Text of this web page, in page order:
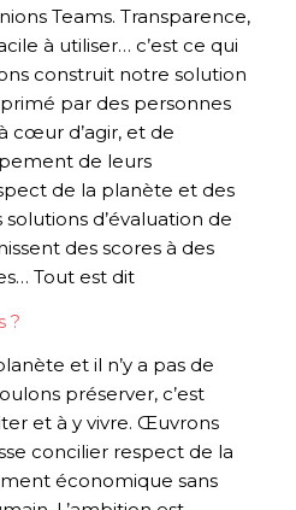
Teams. Transparence,
à utiliser… c’est ce qui
construit notre solution
par des personnes
cœur d’agir, et de
de leurs
de la planète et des
d’évaluation de
des scores à des
Tout est dit
?
et il n’y a pas de
préserver, c’est
et à y vivre. Œuvrons
concilier respect de la
économique sans